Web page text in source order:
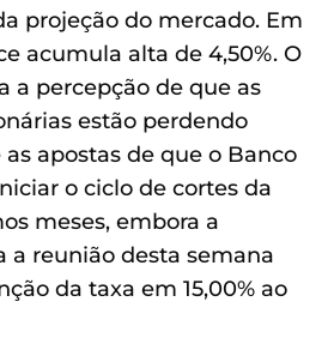
projeção do mercado. Em
acumula alta de 4,50%. O
a percepção de que as
estão perdendo
apostas de que o Banco
o ciclo de cortes da
meses, embora a
a reunião desta semana
da taxa em 15,00% ao